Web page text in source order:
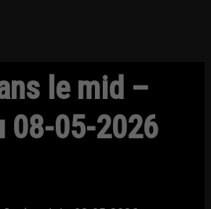
le mid –
08-05-2026